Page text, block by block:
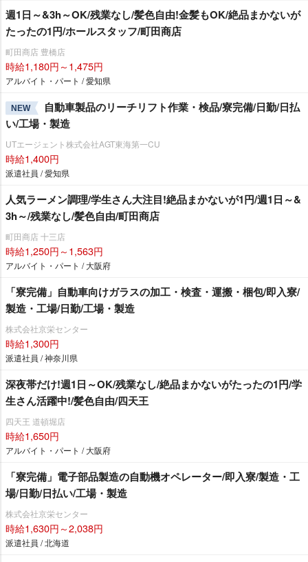
週1日～&3h～OK/残業なし/髪色自由!金髪もOK/絶品まかないが
たったの1円/ホールスタッフ/町田商店
町田商店 豊橋店
時給1,180円～1,475円
アルバイト・パート / 愛知県
NEW
自動車製品のリーチリフト作業・検品/寮完備/日勤/日払
い/工場・製造
UTエージェント株式会社AGT東海第一CU
時給1,400円
派遣社員 / 愛知県
人気ラーメン調理/学生さん大注目!絶品まかないが1円/週1日～&
3h～/残業なし/髪色自由/町田商店
町田商店 十三店
時給1,250円～1,563円
アルバイト・パート / 大阪府
「寮完備」自動車向けガラスの加工・検査・運搬・梱包/即入寮/
製造・工場/日勤/工場・製造
株式会社京栄センター
時給1,300円
派遣社員 / 神奈川県
深夜帯だけ!週1日～OK/残業なし/絶品まかないがたったの1円/学
生さん活躍中!/髪色自由/四天王
四天王 道頓堀店
時給1,650円
アルバイト・パート / 大阪府
「寮完備」電子部品製造の自動機オペレーター/即入寮/製造・工
場/日勤/日払い/工場・製造
株式会社京栄センター
時給1,630円～2,038円
派遣社員 / 北海道